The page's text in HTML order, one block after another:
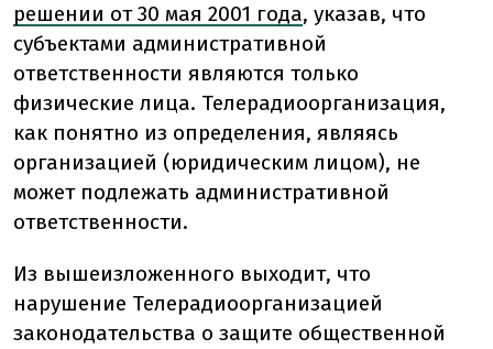
решении от 30 мая 2001 года, указав, что
субъектами административной
ответственности являются только
физические лица. Телерадиоорганизация,
как понятно из определения, являясь
организацией (юридическим лицом), не
может подлежать административной
ответственности.
Из вышеизложенного выходит, что
нарушение Телерадиоорганизацией
законодательства о защите общественной